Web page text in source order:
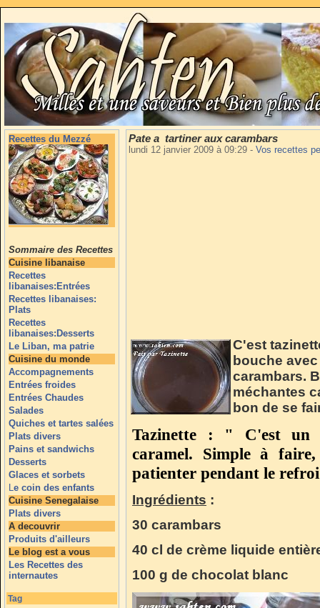
Recettes du Mezzé
Sommaire des Recettes
Cuisine libanaise
Recettes
libanaises:Entrées
Recettes libanaises:
Plats
Recettes
libanaises:Desserts
Le Liban, ma patrie
Cuisine du monde
Accompagnements
Entrées froides
Entrées Chaudes
Salades
Quiches et tartes salées
Plats divers
Pains et sandwichs
Desserts
Glaces et sorbets
Le coin des enfants
Cuisine Senegalaise
Plats divers
A decouvrir
Produits d'ailleurs
Le blog est a vous
Les Recettes des
internautes
Tag
Pate a tartiner aux carambars
lundi 12 janvier 2009 à 09:29 - Vos recettes
C'est
bouche
carambars.
méchantes
bon de se
Tazinette : " C'est un
caramel. Simple à
patienter pendant le
Ingrédients :
30 carambars
40 cl de crème liquide
100 g de chocolat blanc